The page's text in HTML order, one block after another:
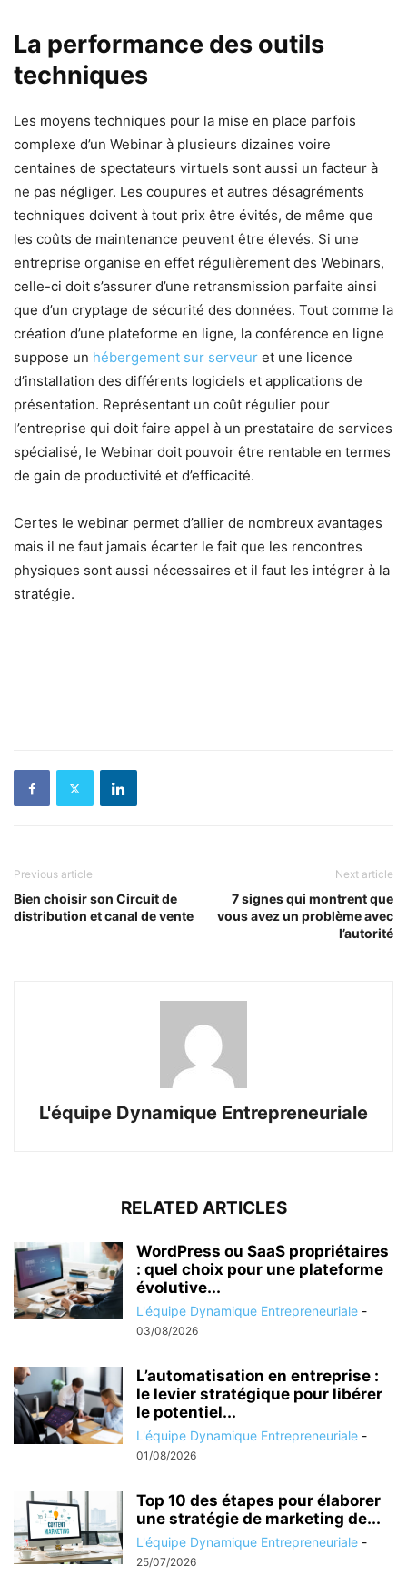
La performance des outils
techniques
Les moyens techniques pour la mise en place parfois
complexe d’un Webinar à plusieurs dizaines voire
centaines de spectateurs virtuels sont aussi un facteur à
ne pas négliger. Les coupures et autres désagréments
techniques doivent à tout prix être évités, de même que
les coûts de maintenance peuvent être élevés. Si une
entreprise organise en effet régulièrement des Webinars,
celle-ci doit s’assurer d’une retransmission parfaite ainsi
que d’un cryptage de sécurité des données. Tout comme la
création d’une plateforme en ligne, la conférence en ligne
suppose un hébergement sur serveur et une licence
d’installation des différents logiciels et applications de
présentation. Représentant un coût régulier pour
l’entreprise qui doit faire appel à un prestataire de services
spécialisé, le Webinar doit pouvoir être rentable en termes
de gain de productivité et d’efficacité.
Certes le webinar permet d’allier de nombreux avantages
mais il ne faut jamais écarter le fait que les rencontres
physiques sont aussi nécessaires et il faut les intégrer à la
stratégie.
Previous article
Bien choisir son Circuit de
distribution et canal de vente
Next article
7 signes qui montrent que
vous avez un problème avec
l’autorité
L'équipe Dynamique Entrepreneuriale
RELATED ARTICLES
WordPress ou SaaS propriétaires
: quel choix pour une plateforme
évolutive...
L'équipe Dynamique Entrepreneuriale -
03/08/2026
L’automatisation en entreprise :
le levier stratégique pour libérer
le potentiel...
L'équipe Dynamique Entrepreneuriale -
01/08/2026
Top 10 des étapes pour élaborer
une stratégie de marketing de...
L'équipe Dynamique Entrepreneuriale -
25/07/2026